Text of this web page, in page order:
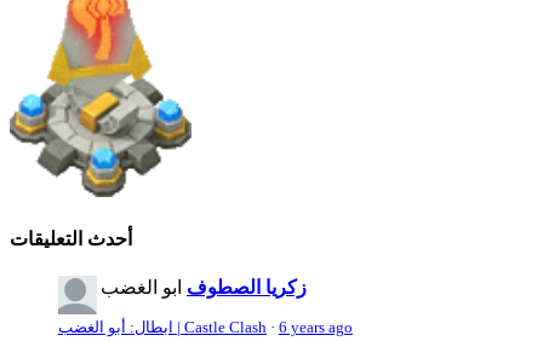
أحدث التعليقات
زكريا الصطوف ابو الغضب
ابطال: أبو الغضب | Castle Clash · 6 years ago